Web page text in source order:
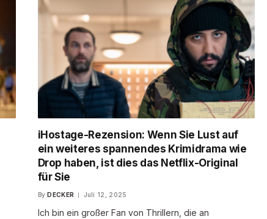
iHostage-Rezension: Wenn Sie Lust auf
ein weiteres spannendes Krimidrama wie
Drop haben, ist dies das Netflix-Original
für Sie
By DECKER Juli 12, 2025
Ich bin ein großer Fan von Thrillern, die an